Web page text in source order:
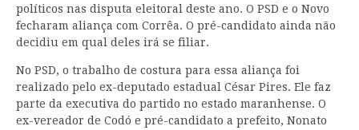
políticos nas disputa eleitoral deste ano. O PSD e o Novo
fecharam aliança com Corrêa. O pré-candidato ainda não
decidiu em qual deles irá se filiar.
No PSD, o trabalho de costura para essa aliança foi
realizado pelo ex-deputado estadual César Pires. Ele faz
parte da executiva do partido no estado maranhense. O
ex-vereador de Codó e pré-candidato a prefeito, Nonato